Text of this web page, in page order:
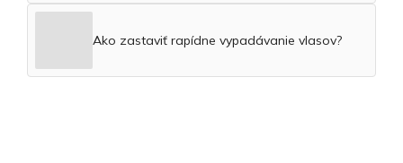
Ako zastaviť rapídne vypadávanie vlasov?